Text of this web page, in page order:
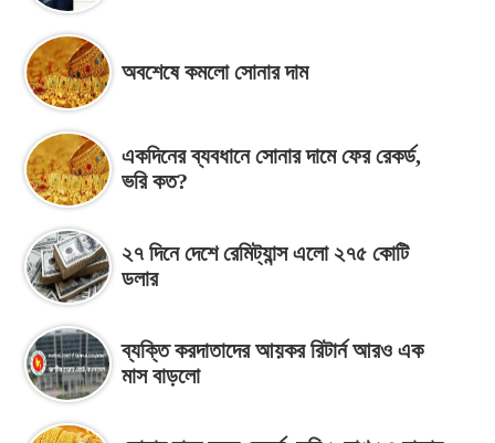
অবশেষে কমলো সোনার দাম
একদিনের ব্যবধানে সোনার দামে ফের রেকর্ড,
ভরি কত?
২৭ দিনে দেশে রেমিট্যান্স এলো ২৭৫ কোটি
ডলার
ব্যক্তি করদাতাদের আয়কর রিটার্ন আরও এক
মাস বাড়লো